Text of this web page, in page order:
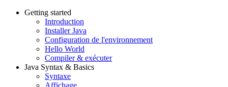
Getting started
Introduction
Installer Java
Configuration de l'environnement
Hello World
Compiler & exécuter
Java Syntax & Basics
Syntaxe
Affichage